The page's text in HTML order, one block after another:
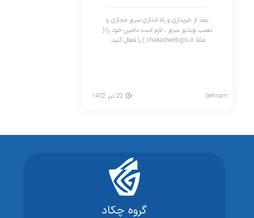
بعد از خریداری و راه اندازی سرور مجازی و
نصب ویندوز سرور ، لازم است دامین خود را (
مثلا chakadwebgis.ir ) را فعال کنید.
behnam
گروه چکاد